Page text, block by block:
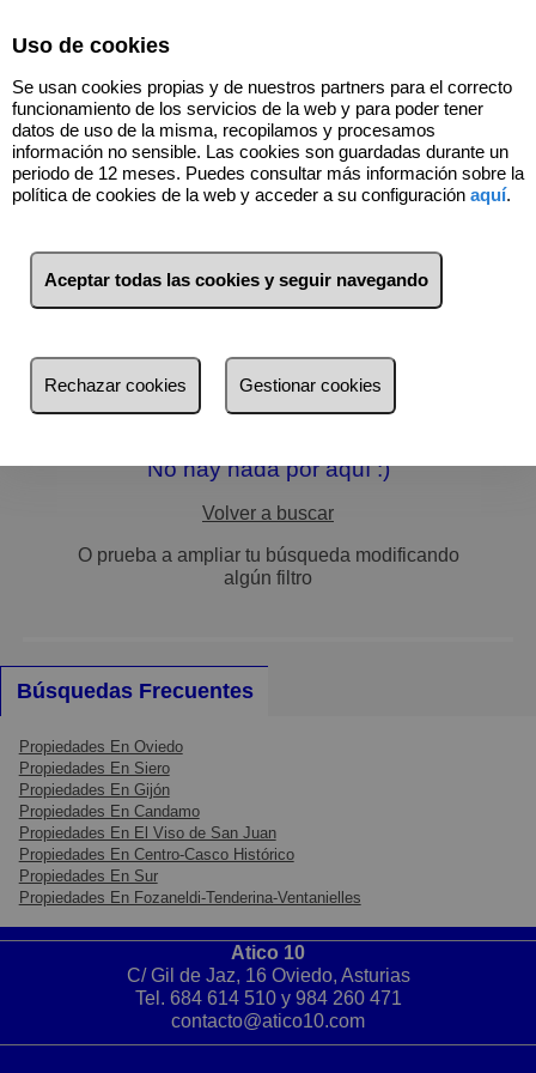
Filtros
más reciente
No hay nada por aquí :)
Volver a buscar
O prueba a ampliar tu búsqueda modificando
algún filtro
Búsquedas Frecuentes
Propiedades En Oviedo
Propiedades En Siero
Propiedades En Gijón
Propiedades En Candamo
Propiedades En El Viso de San Juan
Propiedades En Centro-Casco Histórico
Propiedades En Sur
Propiedades En Fozaneldi-Tenderina-Ventanielles
Atico 10
C/ Gil de Jaz, 16 Oviedo, Asturias
Tel. 684 614 510y 984 260 471
contacto@atico10.com
Uso de cookies
Se usan cookies propias y de nuestros partners para el correcto
funcionamiento de los servicios de la web y para poder tener
datos de uso de la misma, recopilamos y procesamos
información no sensible. Las cookies son guardadas durante un
periodo de 12 meses. Puedes consultar más información sobre la
política de cookies de la web y acceder a su configuración aquí.
Aceptar todas las cookies y seguir navegando
Rechazar cookies Gestionar cookies